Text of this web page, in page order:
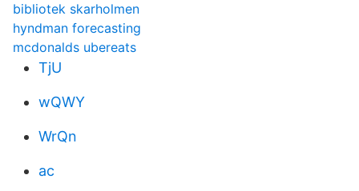
bibliotek skarholmen
hyndman forecasting
mcdonalds ubereats
TjU
wQWY
WrQn
ac